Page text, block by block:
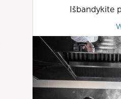
Išbandykite